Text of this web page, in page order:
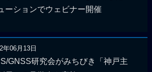
ーションでウェビナー開催
年06月13日
GNSS研究会がみちびき「神戸主